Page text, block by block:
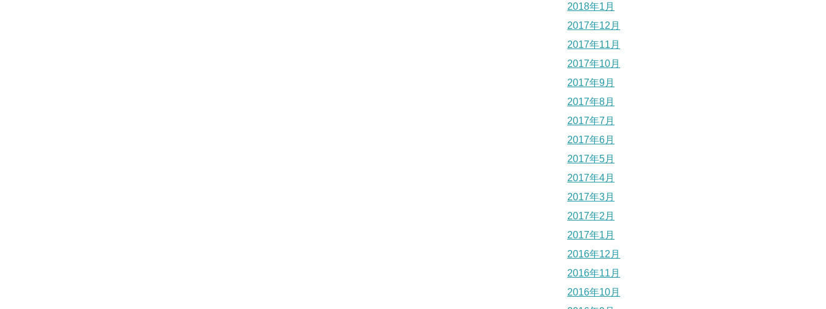
2018年1月
2017年12月
2017年11月
2017年10月
2017年9月
2017年8月
2017年7月
2017年6月
2017年5月
2017年4月
2017年3月
2017年2月
2017年1月
2016年12月
2016年11月
2016年10月